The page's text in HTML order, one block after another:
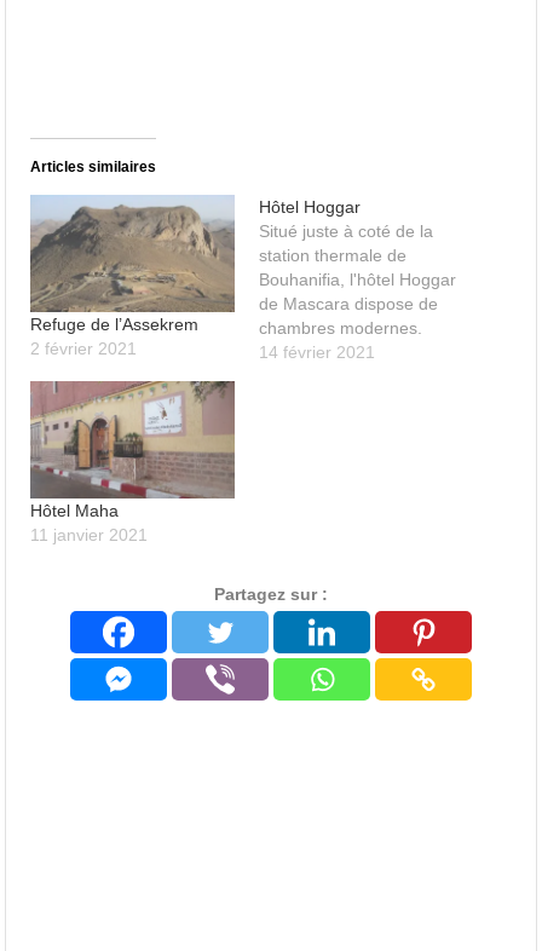
Articles similaires
Refuge de l’Assekrem
2 février 2021
Hôtel Hoggar
Situé juste à coté de la
station thermale de
Bouhanifia, l'hôtel Hoggar
de Mascara dispose de
chambres modernes.
14 février 2021
Hôtel Maha
11 janvier 2021
Partagez sur :